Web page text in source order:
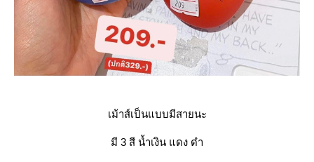
เม้าส์เป็นแบบมีสายนะ
มี 3 สี น้ำเงิน แดง ดำ